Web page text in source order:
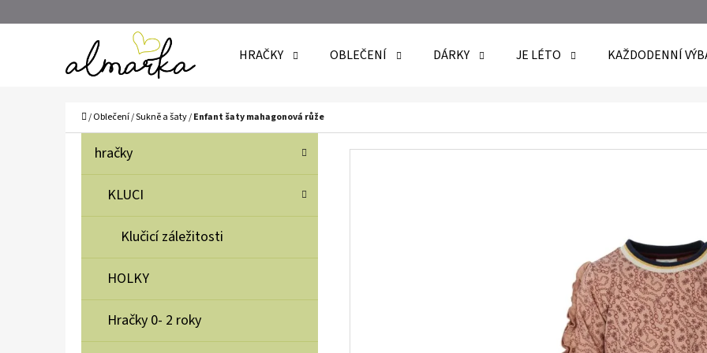
HRAČKY OBLEČENÍ DÁRKY JE LÉTO KAŽDODENNÍ
Domů
/Oblečení/Sukně a šaty/Enfant šaty mahagonová růže
Přeskočit
kategorie
K
T
G
R
E
hračky
KLUCI
Klučicí záležitosti
HOLKY
Hračky 0- 2 roky